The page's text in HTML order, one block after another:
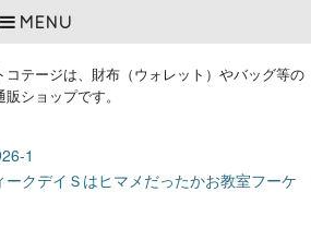
MENU
テージは、財布（ウォレット）やバッグ等の
ショップです。
1
クデイＳはヒマメだったかお教室フーケ